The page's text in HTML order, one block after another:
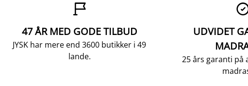

47 ÅR MED GODE TILBUD
JYSK har mere end 3600 butikker i 49
lande.
UDVIDET
25 års garanti på